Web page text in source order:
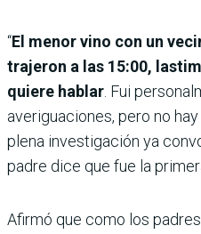
“El menor vino con un
trajeron a las 15:00,
quiere hablar. Fui
averiguaciones, pero no
plena investigación ya
padre dice que fue la
Afirmó que como los